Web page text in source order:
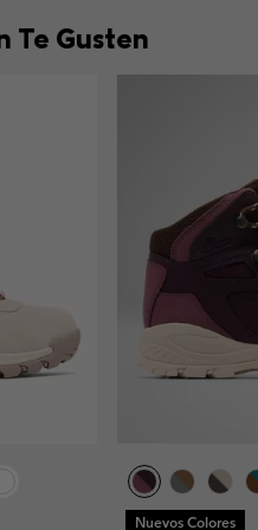
Te Gusten
Nuevos Colores